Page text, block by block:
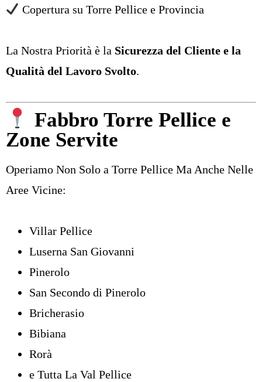
Copertura su Torre Pellice e Provincia
La Nostra Priorità è la Sicurezza del Cliente e la
Qualità del Lavoro Svolto.
Fabbro Torre Pellice e
Zone Servite
Operiamo Non Solo a Torre Pellice Ma Anche Nelle
Aree Vicine:
Villar Pellice
Luserna San Giovanni
Pinerolo
San Secondo di Pinerolo
Bricherasio
Bibiana
Rorà
e Tutta La Val Pellice